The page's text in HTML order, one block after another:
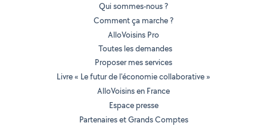
Qui sommes-nous ?
Comment ça marche ?
AlloVoisins Pro
Toutes les demandes
Proposer mes services
Livre « Le futur de l'économie collaborative »
AlloVoisins en France
Espace presse
Partenaires et Grands Comptes